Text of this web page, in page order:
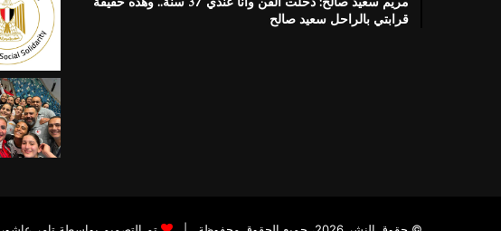
قرابتي بالراحل سعيد صالح